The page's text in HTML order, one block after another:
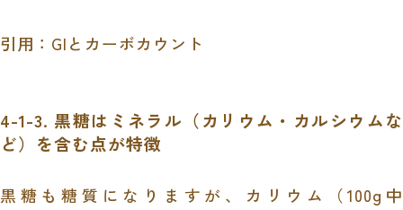
引用：GIとカーボカウント
4-1-3. 黒糖はミネラル（カリウム・カルシウムな
ど）を含む点が特徴
黒糖も糖質になりますが、カリウム（100g中